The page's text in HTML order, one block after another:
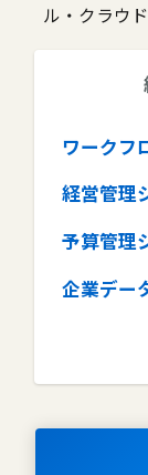
ル・クラウ
ワークフ
経営管理
予算管理
企業デー
コラボレ
ナレッジ